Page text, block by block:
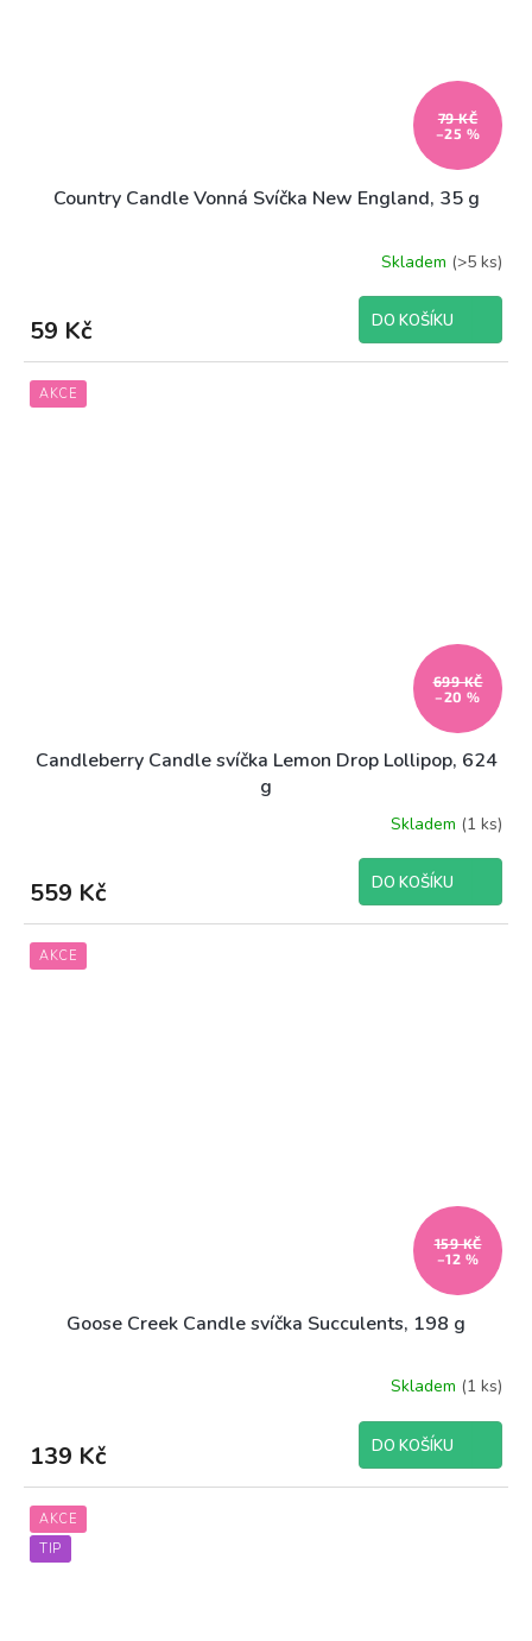
79 KČ
–25 %
Country Candle Vonná Svíčka New England, 35 g
Skladem (>5 ks)
59 Kč DO KOŠÍKU
AKCE
699 KČ
–20 %
Candleberry Candle svíčka Lemon Drop Lollipop, 624
g
Skladem (1 ks)
559 Kč DO KOŠÍKU
AKCE
159 KČ
–12 %
Goose Creek Candle svíčka Succulents, 198 g
Skladem (1 ks)
139 Kč DO KOŠÍKU
AKCE
TIP